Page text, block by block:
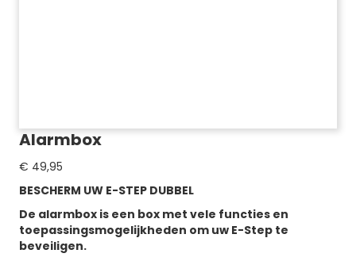
Alarmbox
€ 49,95
BESCHERM UW E-STEP DUBBEL
De alarmbox is een box met vele functies en
toepassingsmogelijkheden om uw E-Step te
beveiligen.